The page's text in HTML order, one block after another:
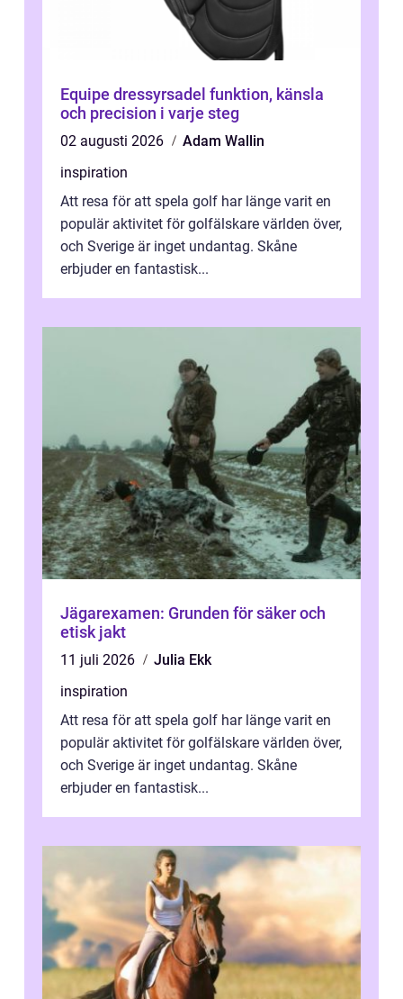
Equipe dressyrsadel funktion, känsla
och precision i varje steg
02 augusti 2026
Adam Wallin
inspiration
Att resa för att spela golf har länge varit en
populär aktivitet för golfälskare världen över,
och Sverige är inget undantag. Skåne
erbjuder en fantastisk...
Jägarexamen: Grunden för säker och
etisk jakt
11 juli 2026
Julia Ekk
inspiration
Att resa för att spela golf har länge varit en
populär aktivitet för golfälskare världen över,
och Sverige är inget undantag. Skåne
erbjuder en fantastisk...